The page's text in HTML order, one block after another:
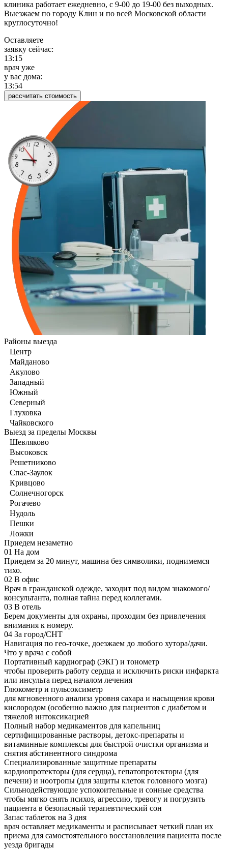
клиника работает ежедневно, с 9-00 до 19-00 без выходных.
Выезжаем по городу Клин и по всей Московской области
круглосуточно!
Оставляете
заявку сейчас:
13:15
врач уже
у вас дома:
13:54
рассчитать стоимость
Районы выезда
Центр
Майданово
Акулово
Западный
Южный
Северный
Глуховка
Чайковского
Выезд за пределы Москвы
Шевляково
Высоковск
Решетниково
Спас-Заулок
Кривцово
Солнечногорск
Рогачево
Нудоль
Пешки
Ложки
Приедем незаметно
01 На дом
Приедем за 20 минут, машина без символики, поднимемся
тихо.
02 В офис
Врач в гражданской одежде, заходит под видом знакомого/
консультанта, полная тайна перед коллегами.
03 В отель
Берем документы для охраны, проходим без привлечения
внимания к номеру.
04 За город/СНТ
Навигация по гео-точке, доезжаем до любого хутора/дачи.
Что у врача с собой
Портативный кардиограф (ЭКГ) и тонометр
чтобы проверить работу сердца и исключить риски инфаркта
или инсульта перед началом лечения
Глюкометр и пульсоксиметр
для мгновенного анализа уровня сахара и насыщения крови
кислородом (особенно важно для пациентов с диабетом и
тяжелой интоксикацией
Полный набор медикаментов для капельниц
сертифицированные растворы, детокс-препараты и
витаминные комплексы для быстрой очистки организма и
снятия абстинентного синдрома
Специализированные защитные препараты
кардиопротекторы (для сердца), гепатопротекторы (для
печени) и ноотропы (для защиты клеток головного мозга)
Сильнодействующие успокоительные и сонные средства
чтобы мягко снять психоз, агрессию, тревогу и погрузить
пациента в безопасный терапевтический сон
Запас таблеток на 3 дня
врач оставляет медикаменты и расписывает четкий план их
приема для самостоятельного восстановления пациента после
уезда бригады